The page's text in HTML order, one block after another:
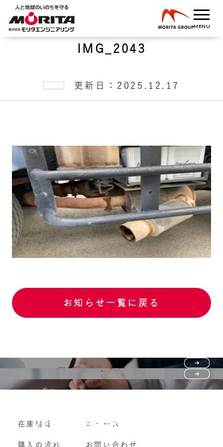
IMG_2043
更新日：2025.12.17
お知らせ一覧に戻る
購入の流れ
よくいただくご質問
Vehicle purchase
車両買い取り
在庫情報
購入の流れ
ニュース
お問い合わせ